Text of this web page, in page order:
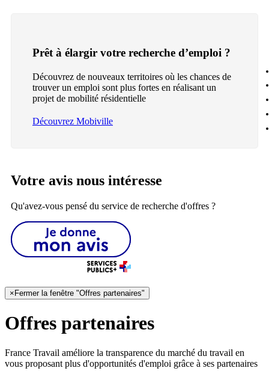
Prêt à élargir votre recherche d’emploi ?
Découvrez de nouveaux territoires où les chances de
trouver un emploi sont plus fortes en réalisant un
projet de mobilité résidentielle
Découvrez Mobiville
Votre avis nous intéresse
Qu'avez-vous pensé du service de recherche d'offres ?
× Fermer la fenêtre "Offres partenaires"
Offres partenaires
France Travail améliore la transparence du marché du travail en
vous proposant plus d'opportunités d'emploi grâce à ses partenaires